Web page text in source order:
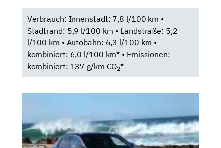
Verbrauch: Innenstadt: 7,8 l/100 km •
Stadtrand: 5,9 l/100 km • Landstraße: 5,2
l/100 km • Autobahn: 6,3 l/100 km •
kombiniert: 6,0 l/100 km* • Emissionen:
kombiniert: 137 g/km CO2*